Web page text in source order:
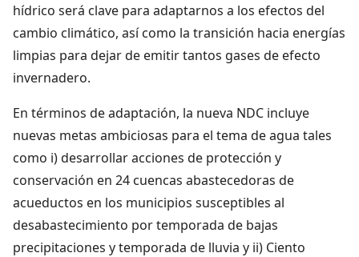
hídrico será clave para adaptarnos a los efectos del
cambio climático, así como la transición hacia energías
limpias para dejar de emitir tantos gases de efecto
invernadero.
En términos de adaptación, la nueva NDC incluye
nuevas metas ambiciosas para el tema de agua tales
como i) desarrollar acciones de protección y
conservación en 24 cuencas abastecedoras de
acueductos en los municipios susceptibles al
desabastecimiento por temporada de bajas
precipitaciones y temporada de lluvia y ii) Ciento